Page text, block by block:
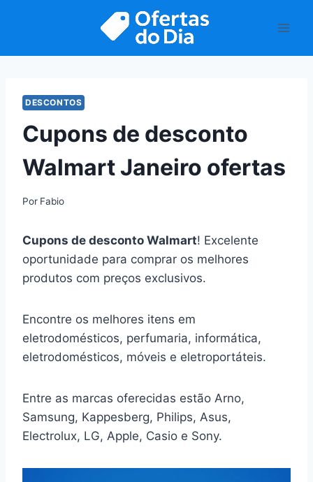
DESCONTOS
Cupons de desconto
Walmart Janeiro ofertas
Por Fabio
Cupons de desconto Walmart! Excelente
oportunidade para comprar os melhores
produtos com preços exclusivos.
Encontre os melhores itens em
eletrodomésticos, perfumaria, informática,
eletrodomésticos, móveis e eletroportáteis.
Entre as marcas oferecidas estão Arno,
Samsung, Kappesberg, Philips, Asus,
Electrolux, LG, Apple, Casio e Sony.